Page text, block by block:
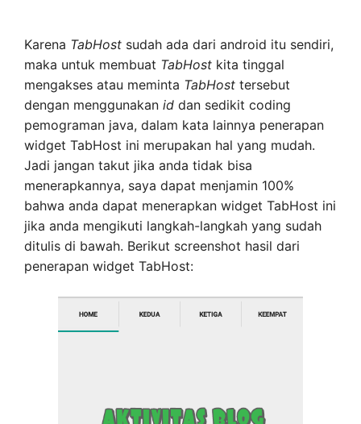
Karena TabHost sudah ada dari android itu sendiri,
maka untuk membuat TabHost kita tinggal
mengakses atau meminta TabHost tersebut
dengan menggunakan id dan sedikit coding
pemograman java, dalam kata lainnya penerapan
widget TabHost ini merupakan hal yang mudah.
Jadi jangan takut jika anda tidak bisa
menerapkannya, saya dapat menjamin 100%
bahwa anda dapat menerapkan widget TabHost ini
jika anda mengikuti langkah-langkah yang sudah
ditulis di bawah. Berikut screenshot hasil dari
penerapan widget TabHost: